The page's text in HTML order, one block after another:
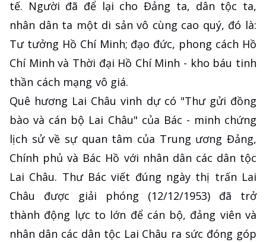
tế. Người đã để lại cho Đảng ta, dân tộc ta,
nhân dân ta một di sản vô cùng cao quý, đó là:
Tư tưởng Hồ Chí Minh; đạo đức, phong cách Hồ
Chí Minh và Thời đại Hồ Chí Minh - kho báu tinh
thần cách mạng vô giá.
Quê hương Lai Châu vinh dự có "Thư gửi đồng
bào và cán bộ Lai Châu" của Bác - minh chứng
lịch sử về sự quan tâm của Trung ương Đảng,
Chính phủ và Bác Hồ với nhân dân các dân tộc
Lai Châu. Thư Bác viết đúng ngày thị trấn Lai
Châu được giải phóng (12/12/1953) đã trở
thành động lực to lớn để cán bộ, đảng viên và
nhân dân các dân tộc Lai Châu ra sức đóng góp